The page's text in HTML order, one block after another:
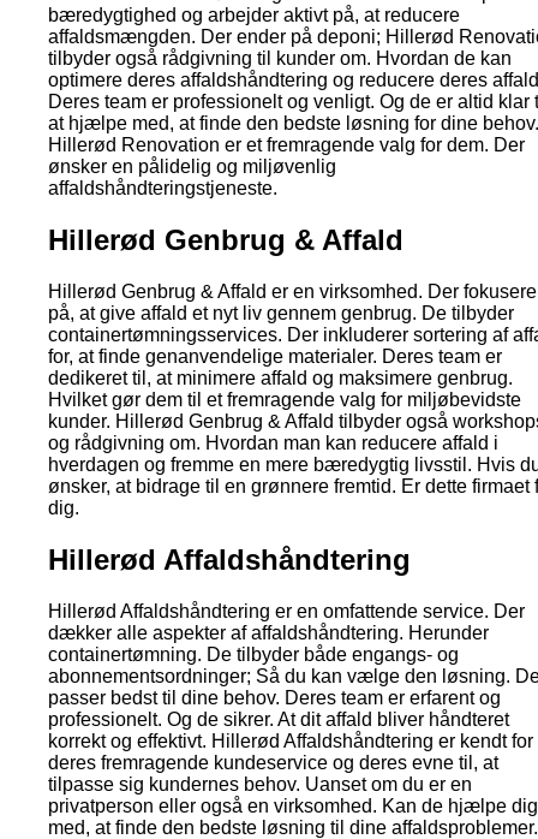
bæredygtighed og arbejder aktivt på, at reducere
affaldsmængden. Der ender på deponi; Hillerød
tilbyder også rådgivning til kunder om. Hvordan de kan
optimere deres affaldshåndtering og reducere deres
Deres team er professionelt og venligt. Og de er altid klar
at hjælpe med, at finde den bedste løsning for dine behov.
Hillerød Renovation er et fremragende valg for dem. Der
ønsker en pålidelig og miljøvenlig
affaldshåndteringstjeneste.
Hillerød Genbrug & Affald
Hillerød Genbrug & Affald er en virksomhed. Der
på, at give affald et nyt liv gennem genbrug. De tilbyder
containertømningsservices. Der inkluderer sortering af
for, at finde genanvendelige materialer. Deres team er
dedikeret til, at minimere affald og maksimere genbrug.
Hvilket gør dem til et fremragende valg for miljøbevidste
kunder. Hillerød Genbrug & Affald tilbyder også
og rådgivning om. Hvordan man kan reducere affald i
hverdagen og fremme en mere bæredygtig livsstil. Hvis
ønsker, at bidrage til en grønnere fremtid. Er dette firmaet
dig.
Hillerød Affaldshåndtering
Hillerød Affaldshåndtering er en omfattende service. Der
dækker alle aspekter af affaldshåndtering. Herunder
containertømning. De tilbyder både engangs- og
abonnementsordninger; Så du kan vælge den løsning.
passer bedst til dine behov. Deres team er erfarent og
professionelt. Og de sikrer. At dit affald bliver håndteret
korrekt og effektivt. Hillerød Affaldshåndtering er kendt for
deres fremragende kundeservice og deres evne til, at
tilpasse sig kundernes behov. Uanset om du er en
privatperson eller også en virksomhed. Kan de hjælpe dig
med, at finde den bedste løsning til dine affaldsproblemer.